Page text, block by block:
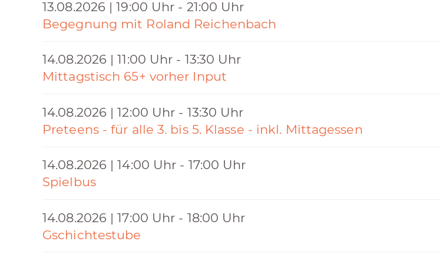
13.08.2026 | 19:00 Uhr - 21:00 Uhr
Begegnung mit Roland Reichenbach
14.08.2026 | 11:00 Uhr - 13:30 Uhr
Mittagstisch 65+ vorher Input
14.08.2026 | 12:00 Uhr - 13:30 Uhr
Preteens - für alle 3. bis 5. Klasse - inkl. Mittagessen
14.08.2026 | 14:00 Uhr - 17:00 Uhr
Spielbus
14.08.2026 | 17:00 Uhr - 18:00 Uhr
Gschichtestube